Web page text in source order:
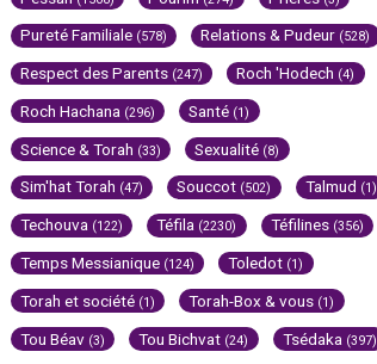
Pureté Familiale (578) Relations & Pudeur (528)
Respect des Parents (247) Roch 'Hodech (4)
Roch Hachana (296) Santé (1)
Science & Torah (33) Sexualité (8)
Sim'hat Torah (47) Souccot (502) Talmud (1)
Techouva (122) Téfila (2230) Téfilines (356)
Temps Messianique (124) Toledot (1)
Torah et société (1) Torah-Box & vous (1)
Tou Béav (3) Tou Bichvat (24) Tsédaka (397)